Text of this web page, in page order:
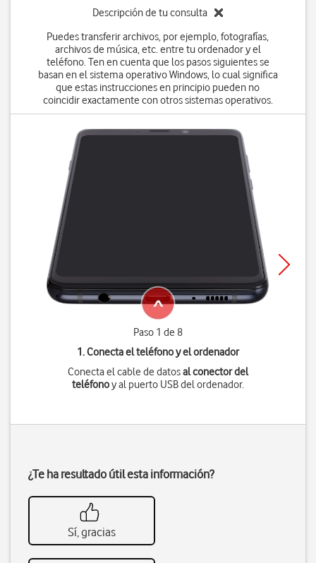
Descripción de tu consulta
Puedes transferir archivos, por ejemplo, fotografías,
archivos de música, etc. entre tu ordenador y el
teléfono. Ten en cuenta que los pasos siguientes se
basan en el sistema operativo Windows, lo cual significa
que estas instrucciones en principio pueden no
coincidir exactamente con otros sistemas operativos.
Paso 1 de 8
1. Conecta el teléfono y el ordenador
Conecta el cable de datosal conector del
teléfonoy al puerto USB del ordenador.
¿Te ha resultado útil esta información?
Sí, gracias